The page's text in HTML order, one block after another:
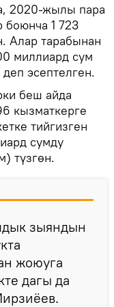
2020-жылы пара
1 723
Алар тарабынан
миллиард сум
эсептелген.
беш айда
кызматкерге
тийгизген
сумду
түзгөн.
зыяндын
жоюуга
дагы да